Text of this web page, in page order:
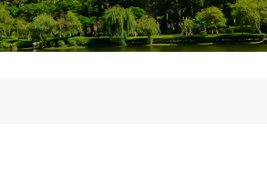
Technical
staff